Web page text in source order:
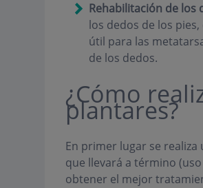
Rehabilitación de los
los dedos de los
útil para las
de los dedos.
¿Cómo
plantares?
En primer lugar se
que llevará a término
obtener el mejor